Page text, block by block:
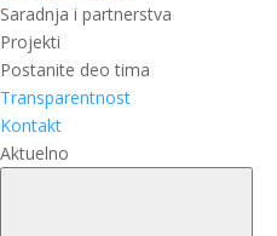
Saradnja i partnerstva
Projekti
Postanite deo tima
Transparentnost
Kontakt
Aktuelno